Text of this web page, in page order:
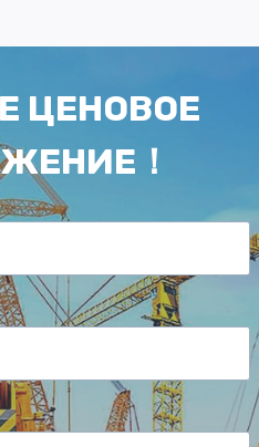
ЦЕНОВОЕ
！